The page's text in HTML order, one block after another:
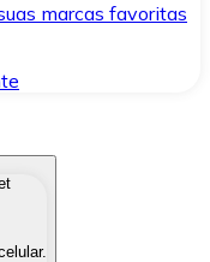
marcas favoritas
interesse de forma